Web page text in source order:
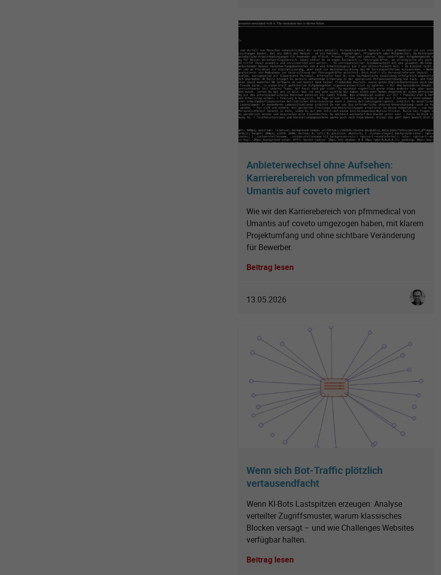
Anbieterwechsel ohne Aufsehen:
Karrierebereich von pfmmedical von
Umantis auf coveto migriert
Wie wir den Karrierebereich von pfmmedical von
Umantis auf coveto umgezogen haben, mit klarem
Projektumfang und ohne sichtbare Veränderung
für Bewerber.
Beitrag lesen
13.05.2026
Wenn sich Bot-Traffic plötzlich
vertausendfacht
Wenn KI-Bots Lastspitzen erzeugen: Analyse
verteilter Zugriffsmuster, warum klassisches
Blocken versagt – und wie Challenges Websites
verfügbar halten.
Beitrag lesen